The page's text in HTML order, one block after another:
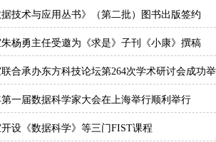
据技术与应用丛书》（第二批）图书出版签约
杨勇主任受邀为《求是》子刊《小康》撰稿
合承办东方科技论坛第264次学术研讨会成功
第一届数据科学家大会在上海举行顺利举行
设《数据科学》等三门FIST课程